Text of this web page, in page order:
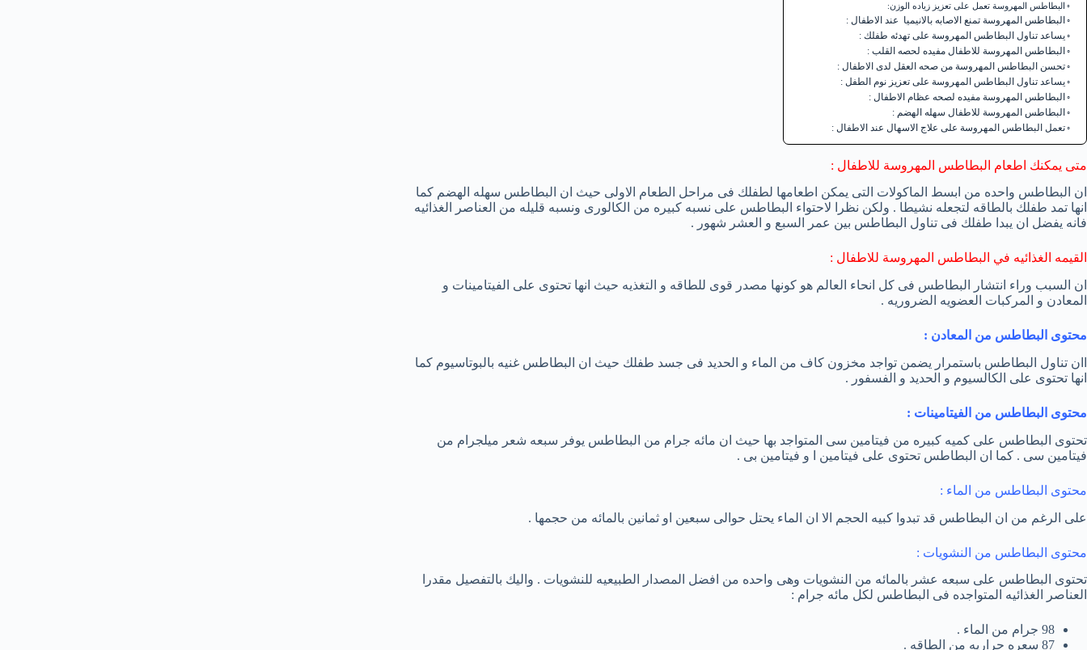
البطاطس المهروسة تعمل على تعزيز زياده الوزن:
البطاطس المهروسة تمنع الاصابه بالانيميا عند الاطفال :
يساعد تناول البطاطس المهروسة على تهدئه طفلك :
البطاطس المهروسة للاطفال مفيده لحصه القلب :
تحسن البطاطس المهروسة من صحه العقل لدى الاطفال :
يساعد تناول البطاطس المهروسة على تعزيز نوم الطفل :
البطاطس المهروسة مفيده لصحه عظام الاطفال :
البطاطس المهروسة للاطفال سهله الهضم :
تعمل البطاطس المهروسة على علاج الاسهال عند الاطفال :
متى يمكنك اطعام البطاطس المهروسة للاطفال :
ان البطاطس واحده من ابسط الماكولات التى يمكن اطعامها لطفلك فى مراحل الطعام الاولى حيث ان البطاطس سهله الهضم كما
انها تمد طفلك بالطاقه لتجعله نشيطا . ولكن نظرا لاحتواء البطاطس على نسبه كبيره من الكالورى ونسبه قليله من العناصر الغذائيه
فانه يفضل ان يبدا طفلك فى تناول البطاطس بين عمر السبع و العشر شهور .
القيمه الغذائيه في البطاطس المهروسة للاطفال :
ان السبب وراء انتشار البطاطس فى كل انحاء العالم هو كونها مصدر قوى للطاقه و التغذيه حيث انها تحتوى على الفيتامينات و
المعادن و المركبات العضويه الضروريه .
محتوى البطاطس من المعادن :
اان تناول البطاطس باستمرار يضمن تواجد مخزون كاف من الماء و الحديد فى جسد طفلك حيث ان البطاطس غنيه بالبوتاسيوم كما
انها تحتوى على الكالسيوم و الحديد و الفسفور .
محتوى البطاطس من الفيتامينات :
تحتوى البطاطس على كميه كبيره من فيتامين سى المتواجد بها حيث ان مائه جرام من البطاطس يوفر سبعه شعر ميلجرام من
فيتامين سى . كما ان البطاطس تحتوى على فيتامين ا و فيتامين بى .
محتوى البطاطس من الماء :
على الرغم من ان البطاطس قد تبدوا كبيه الحجم الا ان الماء يحتل حوالى سبعين او ثمانين بالمائه من حجمها .
محتوى البطاطس من النشويات :
تحتوى البطاطس على سبعه عشر بالمائه من النشويات وهى واحده من افضل المصدار الطبيعيه للنشويات . واليك بالتفصيل مقدرا
العناصر الغذائيه المتواجده فى البطاطس لكل مائه جرام :
98 جرام من الماء .
87 سعره حراريه من الطاقه .